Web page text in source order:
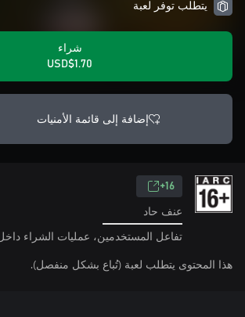
يتطلب توفر لعبة
شراء
USD$1.70
إضافة إلى قائمة الأمنيات
16+
عنف حاد
تفاعل المستخدمين، عمليات الشراء داخل
هذا المحتوى يتطلب لعبة (تُباع بشكل منفصل).